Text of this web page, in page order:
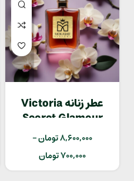
عطر زنانه Victoria
Secret Glamour
8,600,000تومان–
700,000تومان